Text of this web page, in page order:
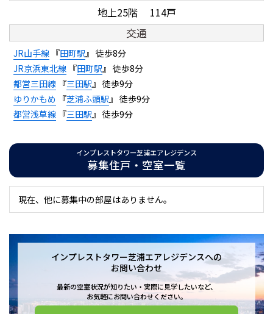
地上25階 114戸
交通
JR山手線 『田町駅 』 徒歩8分
JR京浜東北線 『田町駅 』 徒歩8分
都営三田線 『三田駅 』 徒歩9分
ゆりかもめ 『芝浦ふ頭駅 』 徒歩9分
都営浅草線 『三田駅 』 徒歩9分
インプレストタワー芝浦エアレジデンス
募集住戸・空室一覧
現在、他に募集中の部屋はありません。
インプレストタワー芝浦エアレジデンスへの
お問い合わせ
最新の空室状況が知りたい・実際に見学したいなど、
お気軽にお問い合わせください。